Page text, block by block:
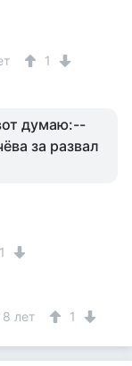
1
думаю:--
за развал
1
8 лет 1